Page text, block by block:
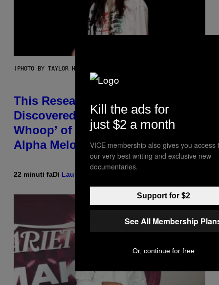
(PHOTO BY TAYLOR HILL/GETTY IMAGES)
This Researcher Accidentally
Discovered the New ‘Millennial
Whoop’ of Pop Music: The Gen
Alpha Melody
22 minuti faDi Lauren Boisvert
Kill the ads for
just $2 a month
VICE membership also gives you access
our very best writing and exclusive new
documentaries.
Support for $2
See All Membership
Or, continue for free